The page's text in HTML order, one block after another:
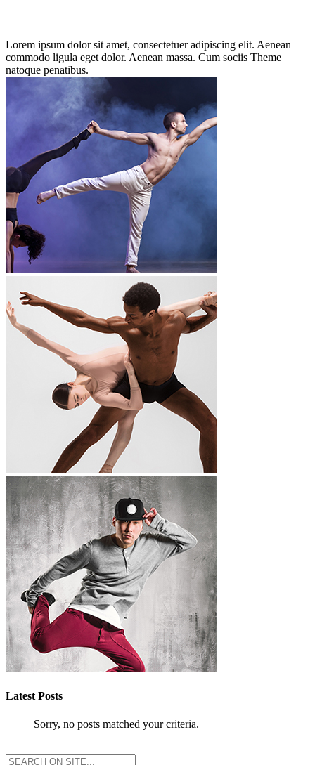
Lorem ipsum dolor sit amet, consectetuer adipiscing elit. Aenean
commodo ligula eget dolor. Aenean massa. Cum sociis Theme
natoque penatibus.
Latest Posts
Sorry, no posts matched your criteria.